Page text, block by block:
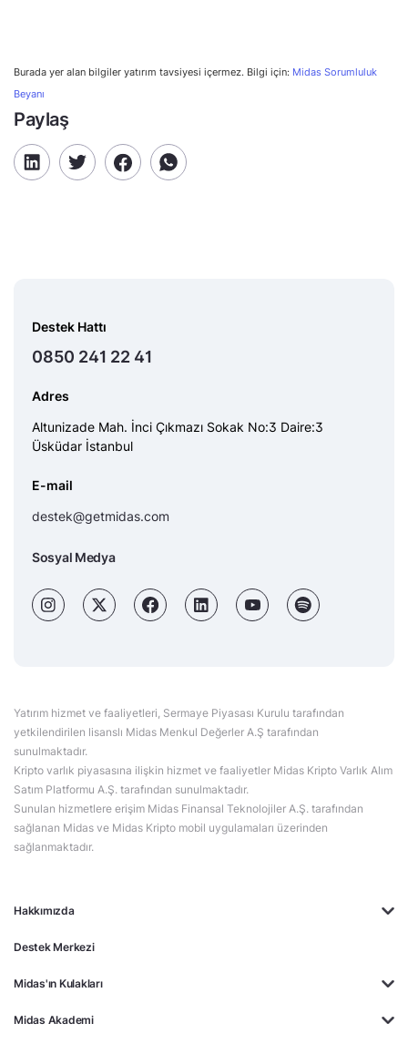
Burada yer alan bilgiler yatırım tavsiyesi içermez. Bilgi için: Midas Sorumluluk
Beyanı
Paylaş
Hakkımızda
Destek Merkezi
Midas'ın Kulakları
Midas Akademi
Destek Hattı
0850 241 22 41
Adres
Altunizade Mah. İnci Çıkmazı Sokak No:3 Daire:3
Üsküdar İstanbul
E-mail
destek@getmidas.com
Sosyal Medya
Yatırım hizmet ve faaliyetleri, Sermaye Piyasası Kurulu tarafından
yetkilendirilen lisanslı Midas Menkul Değerler A.Ş tarafından
sunulmaktadır.
Kripto varlık piyasasına ilişkin hizmet ve faaliyetler Midas Kripto Varlık Alım
Satım Platformu A.Ş. tarafından sunulmaktadır.
Sunulan hizmetlere erişim Midas Finansal Teknolojiler A.Ş. tarafından
sağlanan Midas ve Midas Kripto mobil uygulamaları üzerinden
sağlanmaktadır.